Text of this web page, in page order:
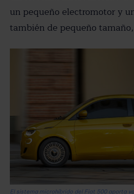
un pequeño electromotor y
también de pequeño
El sistema microhíbrido del Fiat 500 aporta